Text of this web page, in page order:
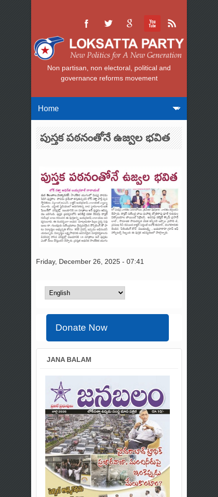
Non partisan, non electoral, political and
governance reforms movement
పుస్తక పఠనంతోనే ఉజ్వల భవిత
Friday, December 26, 2025 - 07:41
Donate Now
JANA BALAM